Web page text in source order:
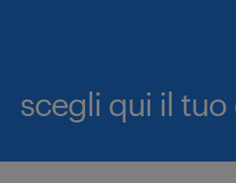
scegli qui il tuo